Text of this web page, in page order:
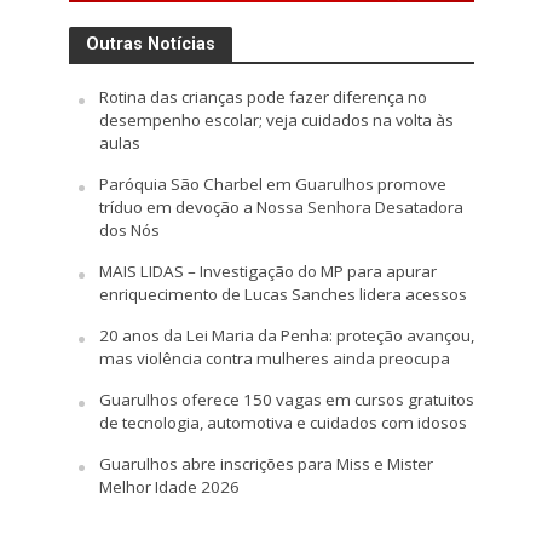
Outras Notícias
Rotina das crianças pode fazer diferença no
desempenho escolar; veja cuidados na volta às
aulas
Paróquia São Charbel em Guarulhos promove
tríduo em devoção a Nossa Senhora Desatadora
dos Nós
MAIS LIDAS – Investigação do MP para apurar
enriquecimento de Lucas Sanches lidera acessos
20 anos da Lei Maria da Penha: proteção avançou,
mas violência contra mulheres ainda preocupa
Guarulhos oferece 150 vagas em cursos gratuitos
de tecnologia, automotiva e cuidados com idosos
Guarulhos abre inscrições para Miss e Mister
Melhor Idade 2026